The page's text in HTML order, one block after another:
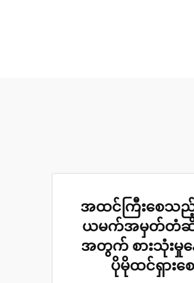
အထင်ကြီးစေသည့်
ယမက်အမှတ်တံဆိ
အတွက် စားသုံးမှု
ပိုမိုထင်ရှားစ